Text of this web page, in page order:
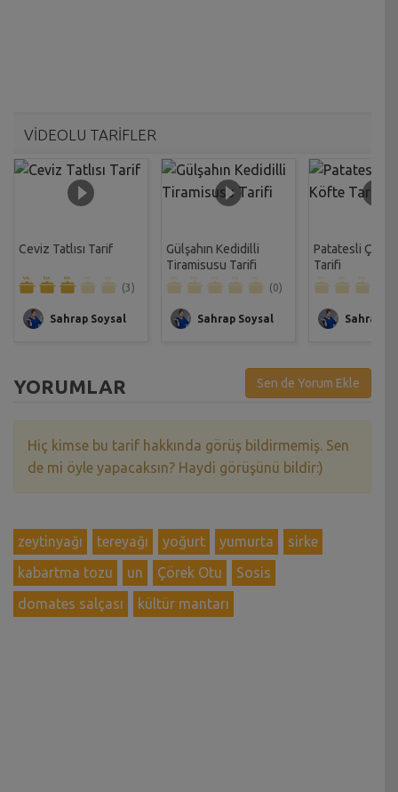
VİDEOLU TARİFLER
Ceviz Tatlısı Tarif
(3)
Sahrap Soysal
Gülşahın Kedidilli
Tiramisusu Tarifi
(0)
Sahrap Soysal
Patatesli Çıtır
Tarifi
Sahrap
YORUMLAR Sen de Yorum Ekle
Hiç kimse bu tarif hakkında görüş bildirmemiş. Sen
de mi öyle yapacaksın? Haydi görüşünü bildir:)
zeytinyağı tereyağı yoğurt yumurta
sirke
kabartma tozu
un Çörek Otu
Sosis
domates salçası
kültür mantarı